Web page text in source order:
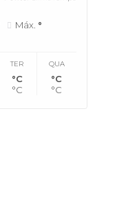
Máx. °
TER
°C
°C
QUA
°C
°C